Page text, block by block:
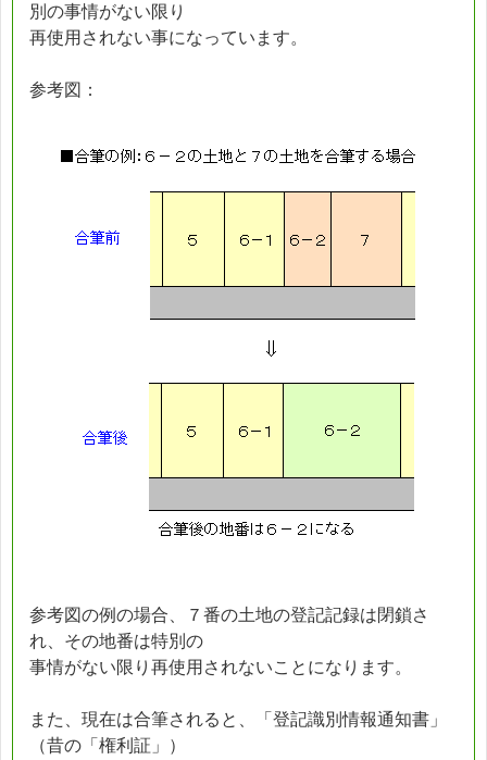
別の事情がない限り
再使用されない事になっています。
参考図：
参考図の例の場合、７番の土地の登記記録は閉鎖さ
れ、その地番は特別の
事情がない限り再使用されないことになります。
また、現在は合筆されると、「登記識別情報通知書」
（昔の「権利証」）